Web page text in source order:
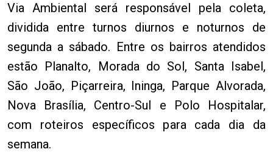
Via Ambiental será responsável pela coleta,
dividida entre turnos diurnos e noturnos de
segunda a sábado. Entre os bairros atendidos
estão Planalto, Morada do Sol, Santa Isabel,
São João, Piçarreira, Ininga, Parque Alvorada,
Nova Brasília, Centro-Sul e Polo Hospitalar,
com roteiros específicos para cada dia da
semana.